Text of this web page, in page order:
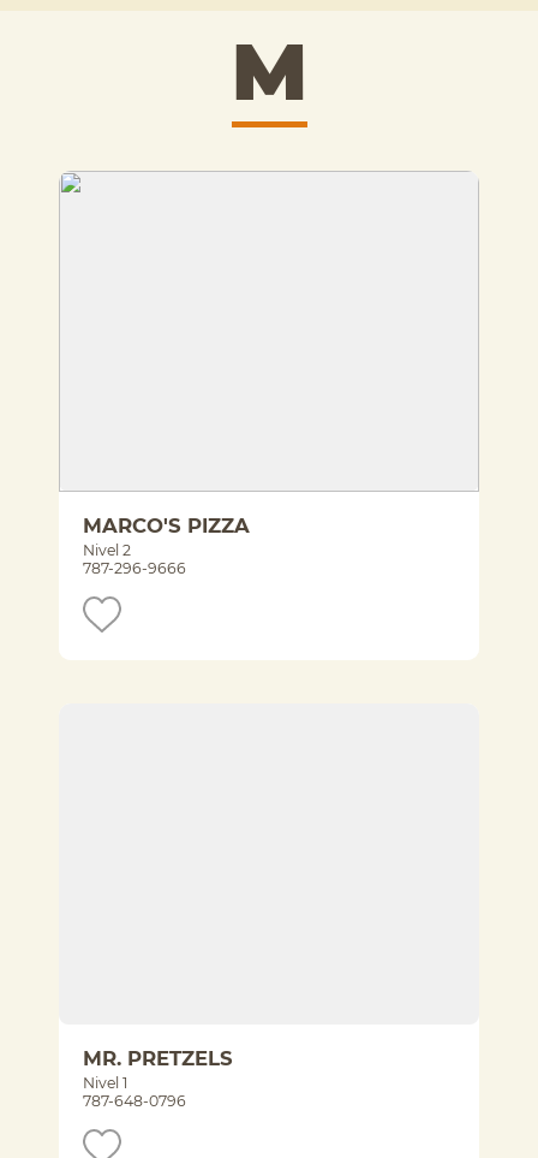
M
MARCO'S PIZZA
Nivel 2
787-296-9666
MR. PRETZELS
Nivel 1
787-648-0796